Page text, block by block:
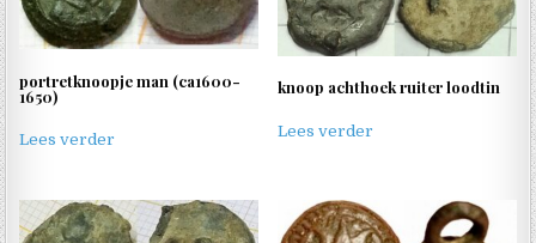
portretknoopje man (ca1600-
1650)
Lees verder
knoop achthoek ruiter loodtin
Lees verder